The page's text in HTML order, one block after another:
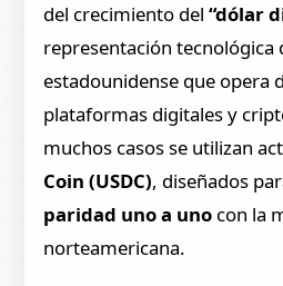
del crecimiento del“dólar
representación tecnológica
estadounidense que opera
plataformas digitales y
muchos casos se utilizan
Coin (USDC), diseñados
paridad uno a uno con la
norteamericana.